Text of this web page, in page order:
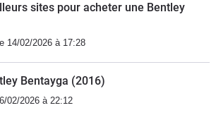
sites pour acheter une Bentley
le 14/02/2026 à 17:28
Bentayga (2016)
02/2026 à 22:12